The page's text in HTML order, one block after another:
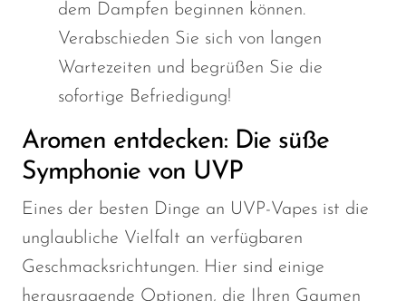
dem Dampfen beginnen können.
Verabschieden Sie sich von langen
Wartezeiten und begrüßen Sie die
sofortige Befriedigung!
Aromen entdecken: Die süße
Symphonie von UVP
Eines der besten Dinge an UVP-Vapes ist die
unglaubliche Vielfalt an verfügbaren
Geschmacksrichtungen. Hier sind einige
herausragende Optionen, die Ihren Gaumen